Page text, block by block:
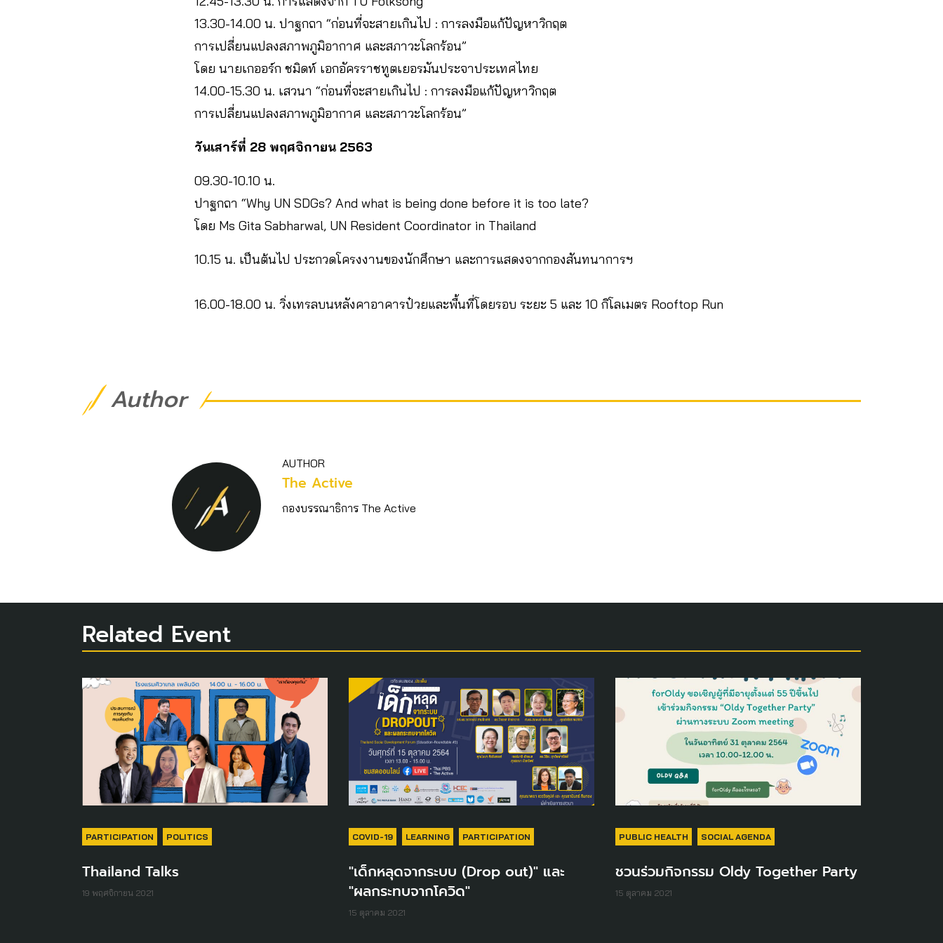
13.30-14.00 น. ปาฐกถา “ก่อนที่จะสายเกินไป : การลงมือแก้ปัญหาวิกฤต
การเปลี่ยนแปลงสภาพภูมิอากาศ และสภาวะโลกร้อน”
โดย นายเกออร์ก ชมิดท์ เอกอัครราชทูตเยอรมันประจาประเทศไทย
14.00-15.30 น. เสวนา “ก่อนที่จะสายเกินไป : การลงมือแก้ปัญหาวิกฤต
การเปลี่ยนแปลงสภาพภูมิอากาศ และสภาวะโลกร้อน”
วันเสาร์ที่ 28 พฤศจิกายน 2563
09.30-10.10 น.
ปาฐกถา “Why UN SDGs? And what is being done before it is too late?
โดย Ms Gita Sabharwal, UN Resident Coordinator in Thailand
10.15 น. เป็นต้นไป ประกวดโครงงานของนักศึกษา และการแสดงจากกองสันทนาการฯ
16.00-18.00 น. วิ่งเทรลบนหลังคาอาคารป๋วยและพื้นที่โดยรอบ ระยะ 5 และ 10 กิโลเมตร Rooftop Run
Author
AUTHOR
The Active
กองบรรณาธิการ The Active
Related Event
PARTICIPATION POLITICS
Thailand Talks
19 พฤศจิกายน 2021
COVID-19 LEARNING PARTICIPATION
"เด็กหลุดจากระบบ (Drop out)" และ
"ผลกระทบจากโควิด"
15 ตุลาคม 2021
PUBLIC HEALTH SOCIAL AGENDA
ชวนร่วมกิจกรรม Oldy Together Party
15 ตุลาคม 2021